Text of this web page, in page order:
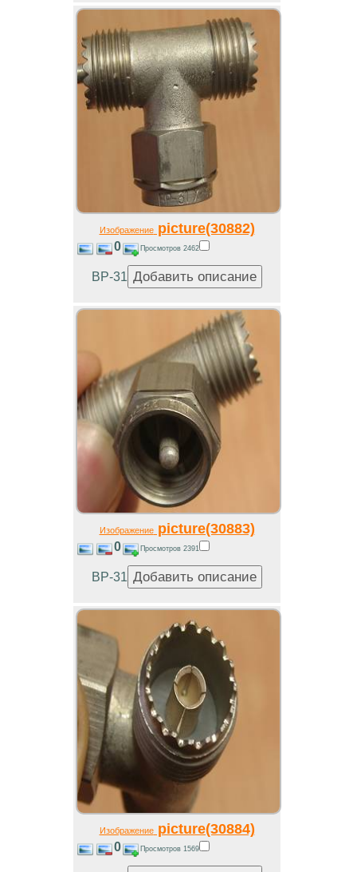
Изображениеpicture(30882)
0 Просмотров 2462
ВР-31
Изображениеpicture(30883)
0 Просмотров 2391
ВР-31
Изображениеpicture(30884)
0 Просмотров 1569